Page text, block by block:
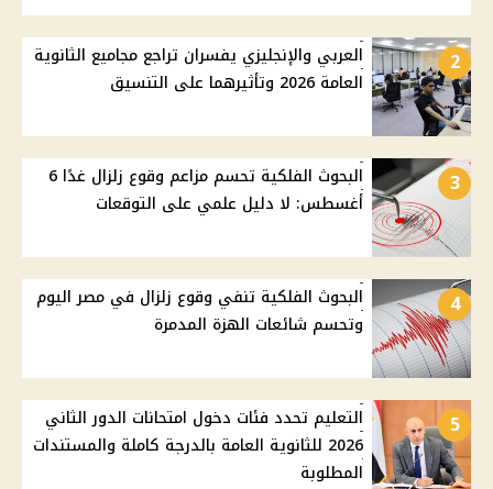
2
العربي والإنجليزي يفسران تراجع مجاميع الثانوية
العامة 2026 وتأثيرهما على التنسيق
3
البحوث الفلكية تحسم مزاعم وقوع زلزال غدًا 6
أغسطس: لا دليل علمي على التوقعات
4
البحوث الفلكية تنفي وقوع زلزال في مصر اليوم
وتحسم شائعات الهزة المدمرة
5
التعليم تحدد فئات دخول امتحانات الدور الثاني
2026 للثانوية العامة بالدرجة كاملة والمستندات
المطلوبة